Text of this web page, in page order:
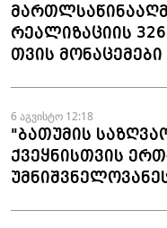
რეალიზაციის
თვის მონაცემები
6 აგვისტო 12:18
"ბათუმის
ქვეყნისთვის